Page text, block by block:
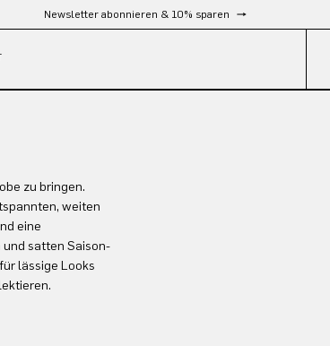
Newsletter abonnieren & 10% sparen
zu bringen.
weiten
eine
satten Saison-
lässige Looks